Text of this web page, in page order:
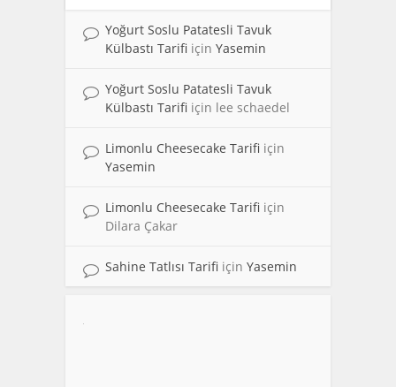
Yoğurt Soslu Patatesli Tavuk
Külbastı Tarifi için Yasemin
Yoğurt Soslu Patatesli Tavuk
Külbastı Tarifi için lee schaedel
Limonlu Cheesecake Tarifi için
Yasemin
Limonlu Cheesecake Tarifi için
Dilara Çakar
Sahine Tatlısı Tarifi için Yasemin